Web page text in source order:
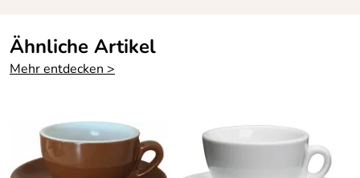
Ähnliche Artikel
Mehr entdecken >